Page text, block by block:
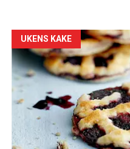
Artikler
detail
-
section
11
UKENS KAKE